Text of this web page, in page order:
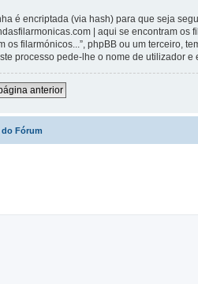
é encriptada (via hash) para que seja
| aqui se encontram os
os filarmónicos...”, phpBB ou um terceiro,
processo pede-lhe o nome de utilizador
anterior
Fórum